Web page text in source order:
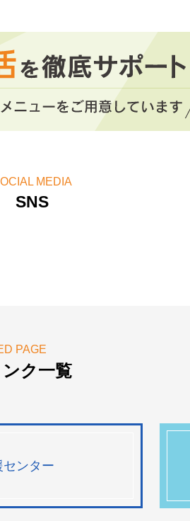
MEDIA
SNS
PAGE
ク一覧
ンター